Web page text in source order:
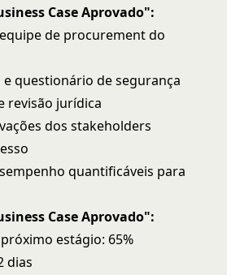
Case Aprovado":
de procurement do
questionário de segurança
revisão jurídica
dos stakeholders
quantificáveis para
Case Aprovado":
estágio: 65%
dias